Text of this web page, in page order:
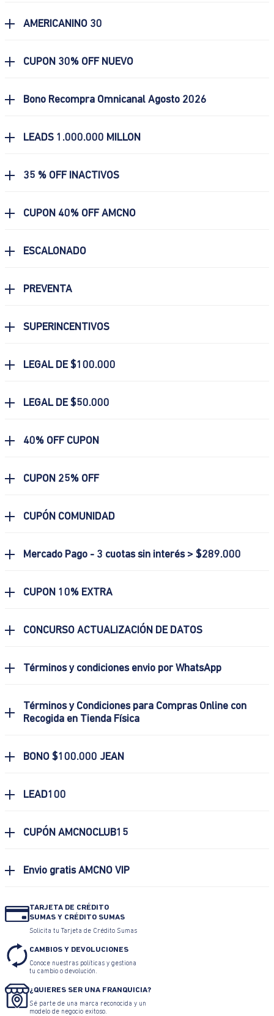
AMERICANINO 30
CUPON 30% OFF NUEVO
Bono Recompra Omnicanal Agosto 2026
LEADS 1.000.000 MILLON
35 % OFF INACTIVOS
CUPON 40% OFF AMCNO
ESCALONADO
PREVENTA
SUPERINCENTIVOS
LEGAL DE $100.000
LEGAL DE $50.000
40% OFF CUPON
CUPON 25% OFF
CUPÓN COMUNIDAD
Mercado Pago - 3 cuotas sin interés > $289.000
CUPON 10% EXTRA
CONCURSO ACTUALIZACIÓN DE DATOS
Términos y condiciones envio por WhatsApp
Términos y Condiciones para Compras Online con
Recogida en Tienda Física
BONO $100.000 JEAN
LEAD100
CUPÓN AMCNOCLUB15
Envio gratis AMCNO VIP
TARJETA DE CRÉDITO
SUMAS Y CRÉDITO SUMAS
Solicita tu Tarjeta de Crédito Sumas
CAMBIOS Y DEVOLUCIONES
Conoce nuestras políticas y gestiona
tu cambio o devolución.
¿QUIERES SER UNA FRANQUICIA?
Sé parte de una marca reconocida y un
modelo de negocio exitoso.